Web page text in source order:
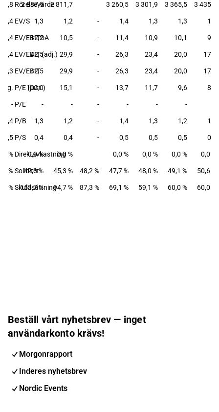
Rörelsevärde
2 887,9 2 811,7 3 260,5 3 301,9 3 365,5 3 435,4
EV/S
1,4 1,3 1,2 - 1,4 1,3 1,3 1,2
EV/EBITDA
14,4 12,2 10,5 - 11,4 10,9 10,1 9,4
EV/EBIT (adj.)
84,4 42,5 29,9 - 26,3 23,4 20,0 17,8
EV/EBIT
75,3 42,5 29,9 - 26,3 23,4 20,0 17,8
P/E (just.)
neg. 102,0 15,1 - 13,7 11,7 9,6 8,2
P/E
- - - - - - -
P/B
1,4 1,3 1,2 - 1,4 1,3 1,2 1,1
P/S
0,5 0,4 0,4 - 0,5 0,5 0,5 0,4
Direktavkastning
% 0,0 % 0,0 % 0,0 % 0,0 % 0,0 % 0,0 %
Soliditet
% 42,3 % 45,3 % 48,2 % 47,7 % 48,0 % 49,1 % 50,6 %
Skuldsättning
% 153,7 % 94,7 % 87,3 % 69,1 % 59,1 % 60,0 % 60,0 %
Beställ vårt nyhetsbrev — inget
användarkonto krävs!
Morgonrapport
Inderes nyhetsbrev
Nordic Events